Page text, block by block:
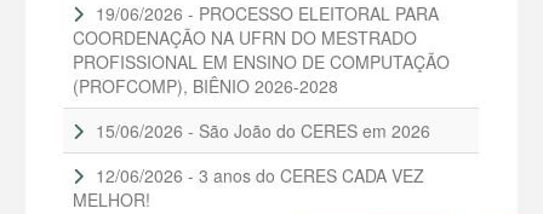
19/06/2026 - PROCESSO ELEITORAL PARA
COORDENAÇÃO NA UFRN DO MESTRADO
PROFISSIONAL EM ENSINO DE COMPUTAÇÃO
(PROFCOMP), BIÊNIO 2026-2028
15/06/2026 - São João do CERES em 2026
12/06/2026 - 3 anos do CERES CADA VEZ
MELHOR!